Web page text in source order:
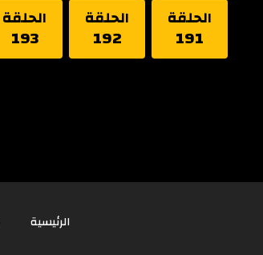
الحلقة
191
الحلقة
192
الحلقة
193
الرئيسية